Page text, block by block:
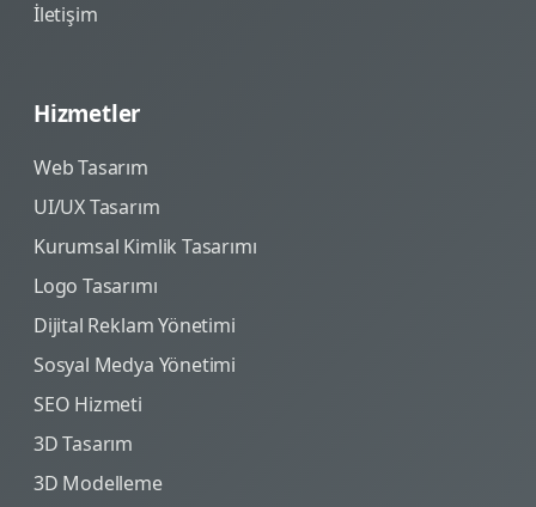
İletişim
Hizmetler
Web Tasarım
UI/UX Tasarım
Kurumsal Kimlik Tasarımı
Logo Tasarımı
Dijital Reklam Yönetimi
Sosyal Medya Yönetimi
SEO Hizmeti
3D Tasarım
3D Modelleme